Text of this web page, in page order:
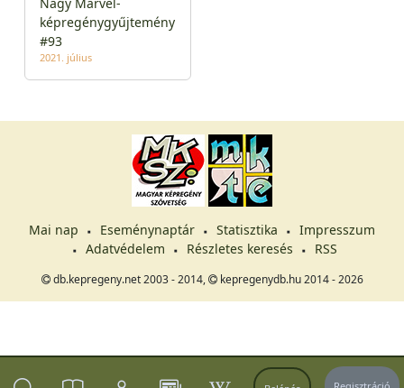
képregénygyűjtemény
#93
2021. július
Mai nap Eseménynaptár Statisztika
Impresszum
Adatvédelem
Részletes keresés RSS
db.kepregeny.net 2003 - 2014, kepregenydb.hu 2014 - 2026